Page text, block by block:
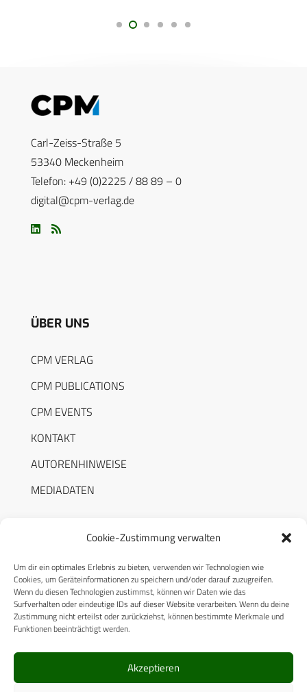
Cookie-Zustimmung verwalten
Um dir ein optimales Erlebnis zu bieten, verwenden wir Technologien wie
Cookies, um Geräteinformationen zu speichern und/oder darauf zuzugreifen.
Wenn du diesen Technologien zustimmst, können wir Daten wie das
Surfverhalten oder eindeutige IDs auf dieser Website verarbeiten. Wenn du deine
Zustimmung nicht erteilst oder zurückziehst, können bestimmte Merkmale und
Funktionen beeinträchtigt werden.
Akzeptieren
Carl-Zeiss-Straße 5
53340 Meckenheim
Telefon: +49 (0)2225 / 88 89 – 0
digital@cpm-verlag.de
ÜBER UNS
CPM VERLAG
CPM PUBLICATIONS
CPM EVENTS
KONTAKT
AUTORENHINWEISE
MEDIADATEN
RECHTLICHES
Datenschutzerklärung
Cookie-Richtlinie (EU)